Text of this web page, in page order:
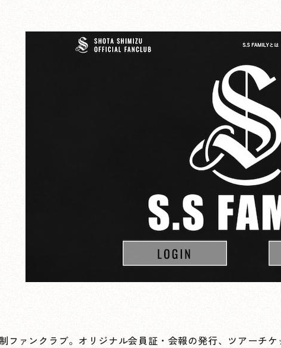
ファンクラブ。オリジナル会員証・会報の発行、ツアーチ